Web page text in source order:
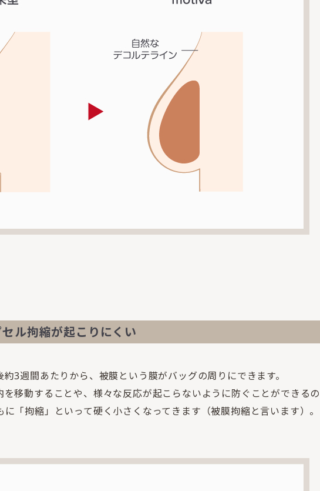
ル拘縮が起こりにくい
3週間あたりから、被膜という膜がバッグの周りにできます。
移動することや、様々な反応が起こらないように防ぐことができる
「拘縮」といって硬く小さくなってきます（被膜拘縮と言います）。